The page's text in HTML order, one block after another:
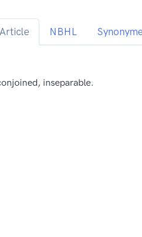
Article NBHL
inseparable.